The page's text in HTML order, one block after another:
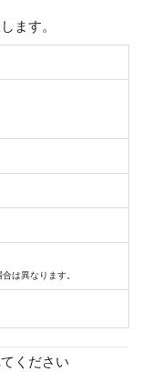
ます。
は異なります。
ください